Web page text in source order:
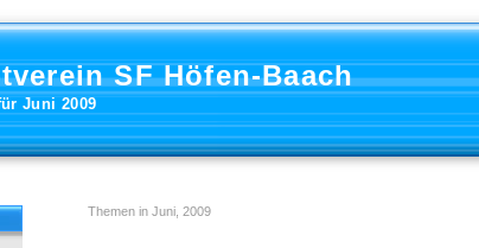
SF Höfen-Baach
Juni 2009
Themen in Juni, 2009